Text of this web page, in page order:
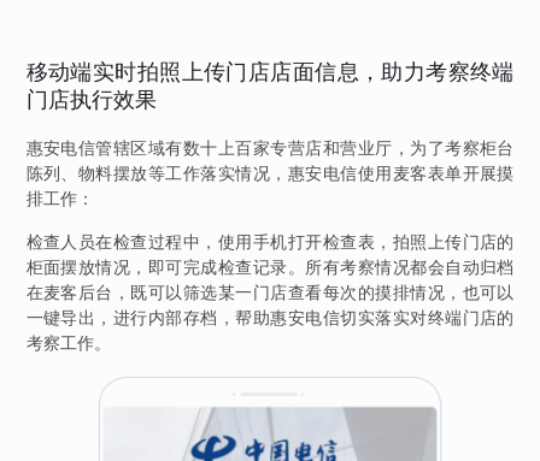
移动端实时拍照上传门店店面信息，助力考察终端
门店执行效果
惠安电信管辖区域有数十上百家专营店和营业厅，为了考察柜台
陈列、物料摆放等工作落实情况，惠安电信使用麦客表单开展摸
排工作：
检查人员在检查过程中，使用手机打开检查表，拍照上传门店的
柜面摆放情况，即可完成检查记录。所有考察情况都会自动归档
在麦客后台，既可以筛选某一门店查看每次的摸排情况，也可以
一键导出，进行内部存档，帮助惠安电信切实落实对终端门店的
考察工作。